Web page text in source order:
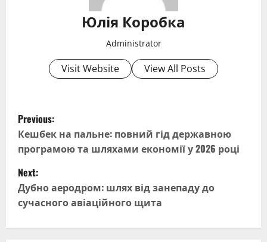
Юлія Коробка
Administrator
Visit Website View All Posts
P
o
s
t
n
Previous:
Кешбек на пальне: повний гід державною
програмою та шляхами економії у 2026 році
Next:
Дубно аеродром: шлях від занепаду до
сучасного авіаційного щита